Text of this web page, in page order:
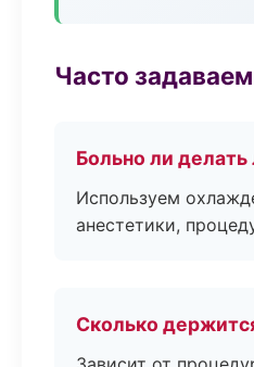
Часто
Больно ли делать
Используем
анестетики,
Сколько